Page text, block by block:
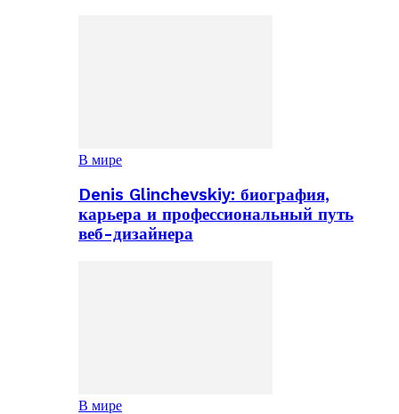
В мире
Denis Glinchevskiy: биография,
карьера и профессиональный путь
веб-дизайнера
В мире